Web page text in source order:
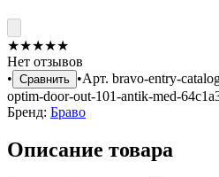
★★★★★
Нет отзывов
• Сравнить •Арт. bravo-entry-
optim-door-out-101-antik-med-
Бренд: Браво
Описание товара